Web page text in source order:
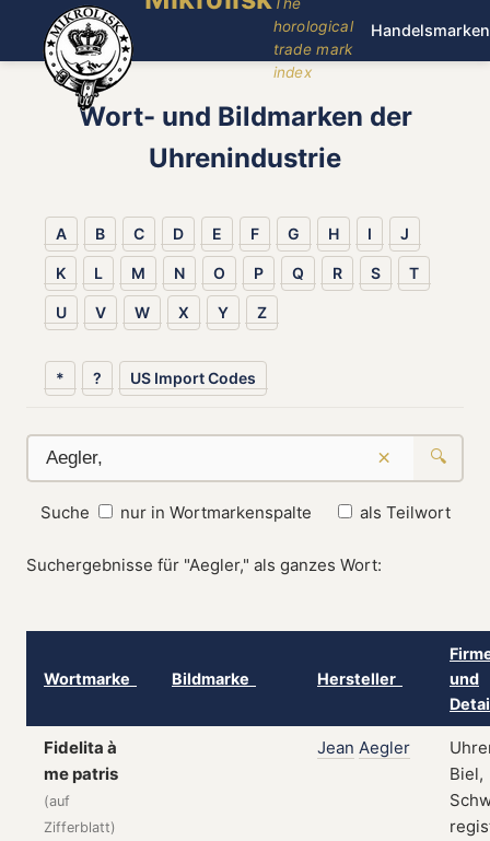
horological
trade mark
index
Handelsmarken
Wort- und Bildmarken der
Uhrenindustrie
A B C D E F G H I J
K L M N O P Q R S T
U V W X Y Z
* ? US Import Codes
× 🔍
Suche nur in Wortmarkenspalte als Teilwort
Suchergebnisse für "Aegler," als ganzes Wort:
Wortmarke Bildmarke Hersteller
und
Fidelita à
me patris
(auf
Zifferblatt)
Jean Aegler
Biel,